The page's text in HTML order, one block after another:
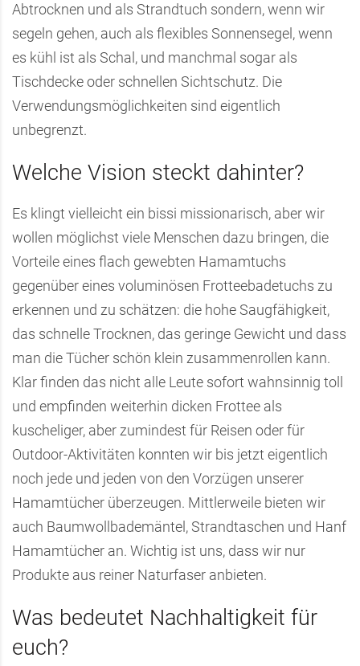
Abtrocknen und als Strandtuch sondern, wenn wir
segeln gehen, auch als flexibles Sonnensegel, wenn
es kühl ist als Schal, und manchmal sogar als
Tischdecke oder schnellen Sichtschutz. Die
Verwendungsmöglichkeiten sind eigentlich
unbegrenzt.
Welche Vision steckt dahinter?
Es klingt vielleicht ein bissi missionarisch, aber wir
wollen möglichst viele Menschen dazu bringen, die
Vorteile eines flach gewebten Hamamtuchs
gegenüber eines voluminösen Frotteebadetuchs zu
erkennen und zu schätzen: die hohe Saugfähigkeit,
das schnelle Trocknen, das geringe Gewicht und dass
man die Tücher schön klein zusammenrollen kann.
Klar finden das nicht alle Leute sofort wahnsinnig toll
und empfinden weiterhin dicken Frottee als
kuscheliger, aber zumindest für Reisen oder für
Outdoor-Aktivitäten konnten wir bis jetzt eigentlich
noch jede und jeden von den Vorzügen unserer
Hamamtücher überzeugen. Mittlerweile bieten wir
auch Baumwollbademäntel, Strandtaschen und Hanf
Hamamtücher an. Wichtig ist uns, dass wir nur
Produkte aus reiner Naturfaser anbieten.
Was bedeutet Nachhaltigkeit für
euch?